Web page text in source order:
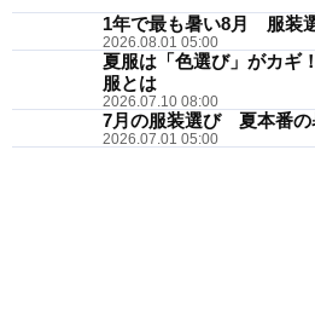
1年で最も暑い8月 服装
2026.08.01 05:00
夏服は「色選び」がカ
服とは
2026.07.10 08:00
7月の服装選び 夏本番の
2026.07.01 05:00